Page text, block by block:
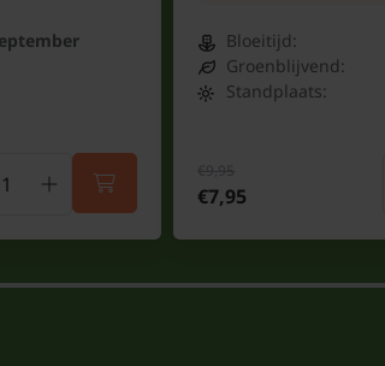
Bloeitijd:
Groenblijvend:
Standplaats:
€7,95